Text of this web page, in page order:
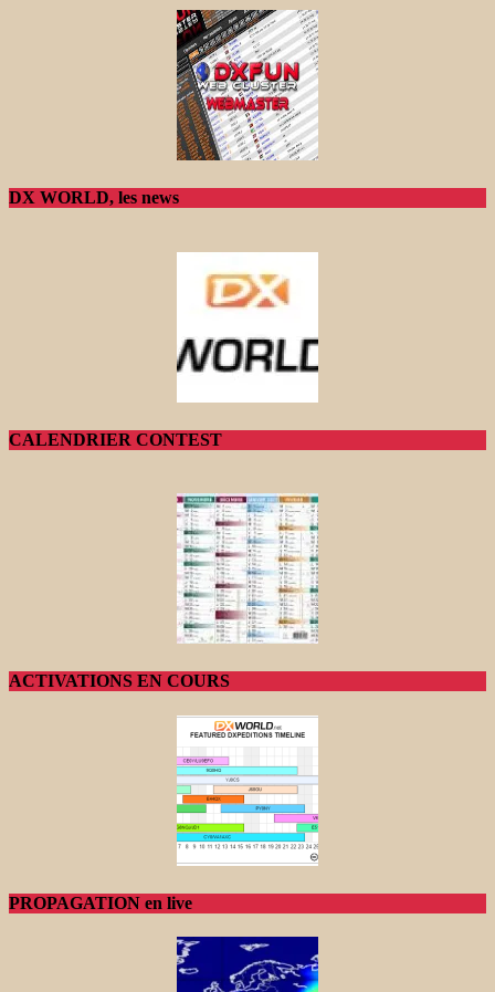
DX WORLD, les news
CALENDRIER CONTEST
ACTIVATIONS EN COURS
PROPAGATION en live